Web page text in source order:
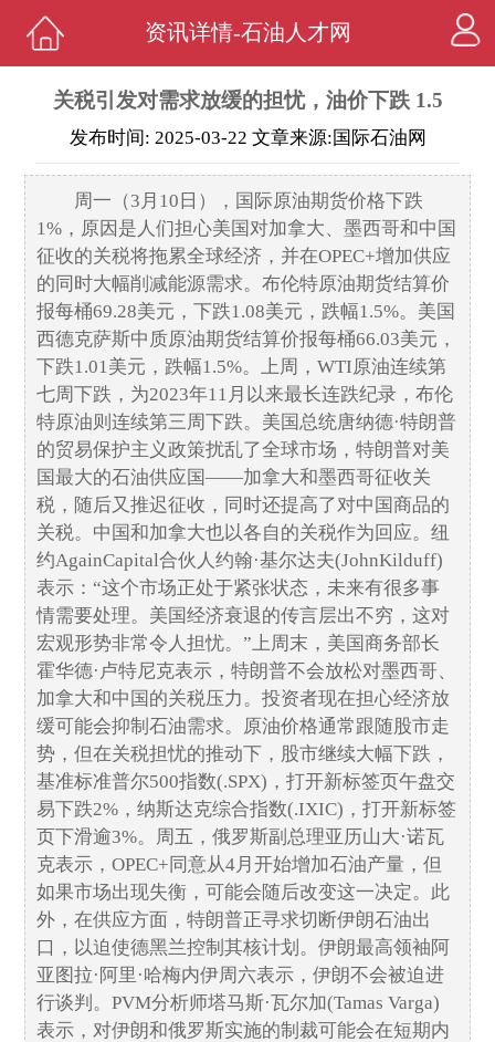
资讯详情-石油人才网
关税引发对需求放缓的担忧，油价下跌 1.5
发布时间: 2025-03-22 文章来源:国际石油网
周一（3月10日），国际原油期货价格下跌
1%，原因是人们担心美国对加拿大、墨西哥和中国
征收的关税将拖累全球经济，并在OPEC+增加供应
的同时大幅削减能源需求。布伦特原油期货结算价
报每桶69.28美元，下跌1.08美元，跌幅1.5%。美国
西德克萨斯中质原油期货结算价报每桶66.03美元，
下跌1.01美元，跌幅1.5%。上周，WTI原油连续第
七周下跌，为2023年11月以来最长连跌纪录，布伦
特原油则连续第三周下跌。美国总统唐纳德·特朗普
的贸易保护主义政策扰乱了全球市场，特朗普对美
国最大的石油供应国——加拿大和墨西哥征收关
税，随后又推迟征收，同时还提高了对中国商品的
关税。中国和加拿大也以各自的关税作为回应。纽
约AgainCapital合伙人约翰·基尔达夫(JohnKilduff)
表示：“这个市场正处于紧张状态，未来有很多事
情需要处理。美国经济衰退的传言层出不穷，这对
宏观形势非常令人担忧。”上周末，美国商务部长
霍华德·卢特尼克表示，特朗普不会放松对墨西哥、
加拿大和中国的关税压力。投资者现在担心经济放
缓可能会抑制石油需求。原油价格通常跟随股市走
势，但在关税担忧的推动下，股市继续大幅下跌，
基准标准普尔500指数(.SPX)，打开新标签页午盘交
易下跌2%，纳斯达克综合指数(.IXIC)，打开新标签
页下滑逾3%。周五，俄罗斯副总理亚历山大·诺瓦
克表示，OPEC+同意从4月开始增加石油产量，但
如果市场出现失衡，可能会随后改变这一决定。此
外，在供应方面，特朗普正寻求切断伊朗石油出
口，以迫使德黑兰控制其核计划。伊朗最高领袖阿
亚图拉·阿里·哈梅内伊周六表示，伊朗不会被迫进
行谈判。PVM分析师塔马斯·瓦尔加(Tamas Varga)
表示，对伊朗和俄罗斯实施的制裁可能会在短期内